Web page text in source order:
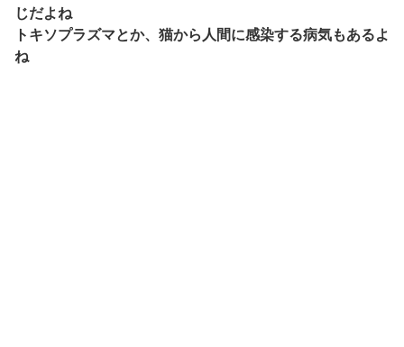
じだよね
トキソプラズマとか、猫から人間に感染する病気もあるよ
ね